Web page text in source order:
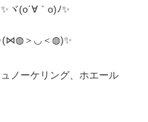
✨ヾ(o´∀｀o)ﾉ✨
＞◡＜◍)✨
ノーケリング、ホエール